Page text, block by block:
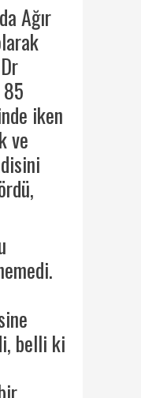
Ağır
iken
ve
belli ki